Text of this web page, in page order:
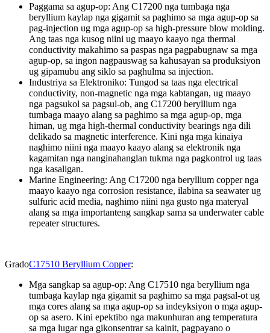
Paggama sa agup-op: Ang C17200 nga tumbaga nga
beryllium kaylap nga gigamit sa paghimo sa mga agup-op sa
pag-injection ug mga agup-op sa high-pressure blow molding.
Ang taas nga kusog niini ug maayo kaayo nga thermal
conductivity makahimo sa paspas nga pagpabugnaw sa mga
agup-op, sa ingon nagpauswag sa kahusayan sa produksiyon
ug gipamubu ang siklo sa paghulma sa injection.
Industriya sa Elektroniko: Tungod sa taas nga electrical
conductivity, non-magnetic nga mga kabtangan, ug maayo
nga pagsukol sa pagsul-ob, ang C17200 beryllium nga
tumbaga maayo alang sa paghimo sa mga agup-op, mga
himan, ug mga high-thermal conductivity bearings nga dili
delikado sa magnetic interference. Kini nga mga kinaiya
naghimo niini nga maayo kaayo alang sa elektronik nga
kagamitan nga nanginahanglan tukma nga pagkontrol ug taas
nga kasaligan.
Marine Engineering: Ang C17200 nga beryllium copper nga
maayo kaayo nga corrosion resistance, ilabina sa seawater ug
sulfuric acid media, naghimo niini nga gusto nga materyal
alang sa mga importanteng sangkap sama sa underwater cable
repeater structures.
GradoC17510 Beryllium Copper:
Mga sangkap sa agup-op: Ang C17510 nga beryllium nga
tumbaga kaylap nga gigamit sa paghimo sa mga pagsal-ot ug
mga cores alang sa mga agup-op sa indeyksiyon o mga agup-
op sa asero. Kini epektibo nga makunhuran ang temperatura
sa mga lugar nga gikonsentrar sa kainit, pagpayano o